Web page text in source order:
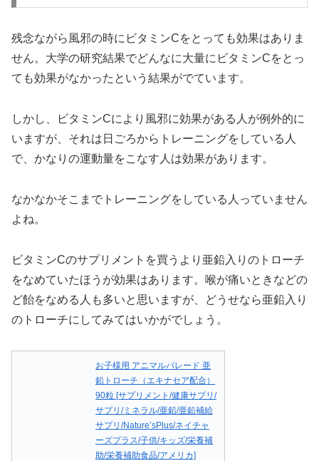
残念ながら風邪の時にビタミンCをとっても効果はありま
せん。大学の研究結果でどんなに大量にビタミンCをとっ
ても効果がなかったという結果がでています。
しかし、ビタミンCにより風邪に効果がある人が例外的に
いますが、それは日ごろからトレーニングをしている人
で、かなりの運動量をこなす人は効果があります。
なかなかそこまでトレーニングをしている人っていません
よね。
ビタミンCのサプリメントを買うより亜鉛入りのトローチ
をなめていたほうが効果はあります。喉が痛いときなどの
ど飴をなめる人も多いと思いますが、どうせなら亜鉛入り
のトローチにしてみてはいかがでしょう。
お子様用 アニマルパレード 亜
鉛トローチ（エキナセア配合）
90粒 [サプリメント/健康サプリ/
サプリ/ミネラル/亜鉛/亜鉛補給
サプリ/Nature’sPlus/ネイチャ
ーズプラス/子供/キッズ/栄養補
助/栄養補助食品/アメリカ]